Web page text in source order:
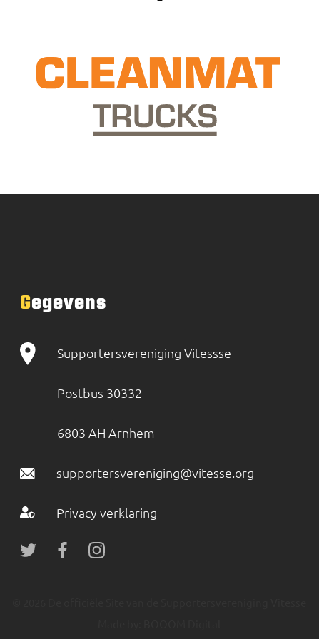
Gegevens
Supportersvereniging Vitessse
Postbus 30332
6803 AH Arnhem
supportersvereniging@vitesse.org
Privacy verklaring